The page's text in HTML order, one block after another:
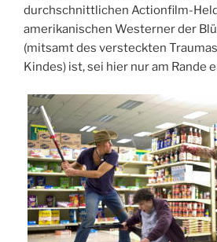
durchschnittlichen Actionfilm-
amerikanischen Westerner der
(mitsamt des versteckten
Kindes) ist, sei hier nur am Rande